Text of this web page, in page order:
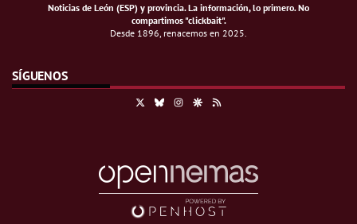
Noticias de León (ESP) y provincia. La información, lo primero.No
compartimos "clickbait".
Desde 1896, renacemos en 2025.
SÍGUENOS
BlueskyInstagramGoogle Discover